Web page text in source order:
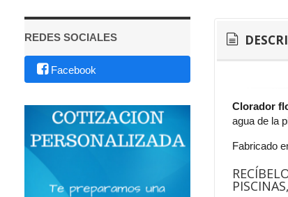
REDES SOCIALES
Facebook
Clorador
agua de la
Fabricado